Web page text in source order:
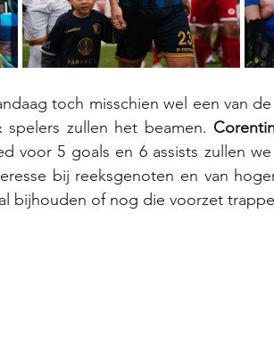
toch misschien wel een van
zullen het beamen.
voor 5 goals en 6 assists zullen
bij reeksgenoten en van
bijhouden of nog die voorzet